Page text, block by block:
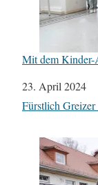
Mit dem Kinder-
Datum
23. April 2024
In Bezug auf
Fürstlich Greizer